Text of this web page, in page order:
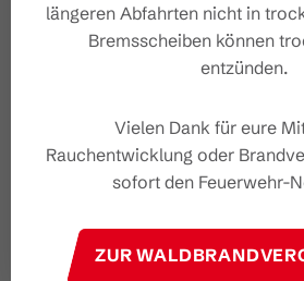
Eigenschaften
Schwierigkeit Mittel
Ziel Bushaltestelle -
längeren Abfahrten nicht in
Bremsscheiben können
entzünden.
Vielen Dank für eure
Rauchentwicklung oder
sofort den Feuerwehr-
ZUR